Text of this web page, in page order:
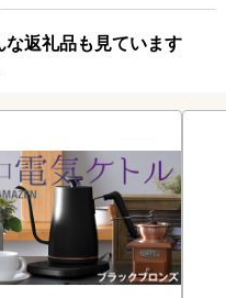
返礼品も見ています